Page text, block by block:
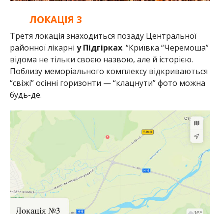
ЛОКАЦІЯ 3
Третя локація знаходиться позаду Центральної
районної лікарні у Підгірках. “Криївка “Черемоша”
відома не тільки своєю назвою, але й історією.
Поблизу меморіального комплексу відкриваються
“свіжі” осінні горизонти — “клацнути” фото можна
будь-де.